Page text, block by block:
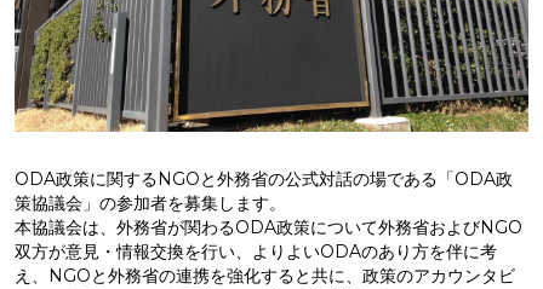
ODA政策に関するNGOと外務省の公式対話の場である「ODA政
策協議会」の参加者を募集します。
本協議会は、外務省が関わるODA政策について外務省およびNGO
双方が意見・情報交換を行い、よりよいODAのあり方を伴に考
え、NGOと外務省の連携を強化すると共に、政策のアカウンタビ